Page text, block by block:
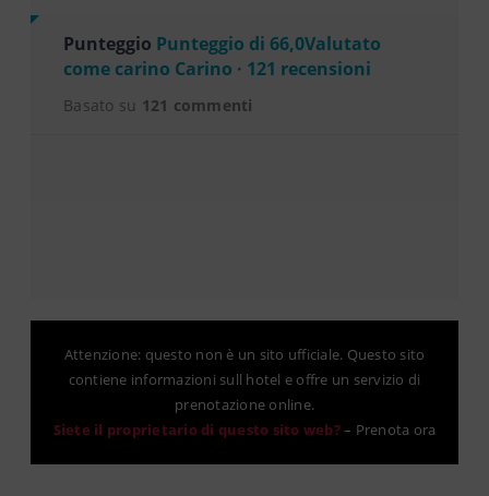
Punteggio Punteggio di 66,0Valutato
come carino Carino · 121 recensioni
Basato su 121 commenti
Attenzione: questo non è un sito ufficiale. Questo sito
contiene informazioni sull hotel e offre un servizio di
prenotazione online.
Siete il proprietario di questo sito web?– Prenota ora